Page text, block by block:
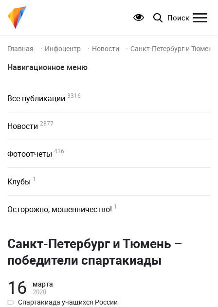
Поиск
Главная Инфоцентр Новости Санкт-Петербург и
Навигационное меню
Все публикации 3316
Новости 2877
Фотоотчеты 436
Клубы 1
Осторожно, мошенничество! 1
Санкт-Петербург и Тюмень –
победители спартакиады
16 марта
2020
Спартакиада учащихся России